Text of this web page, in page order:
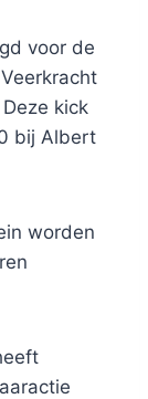
voor de
kick
bij Albert
worden